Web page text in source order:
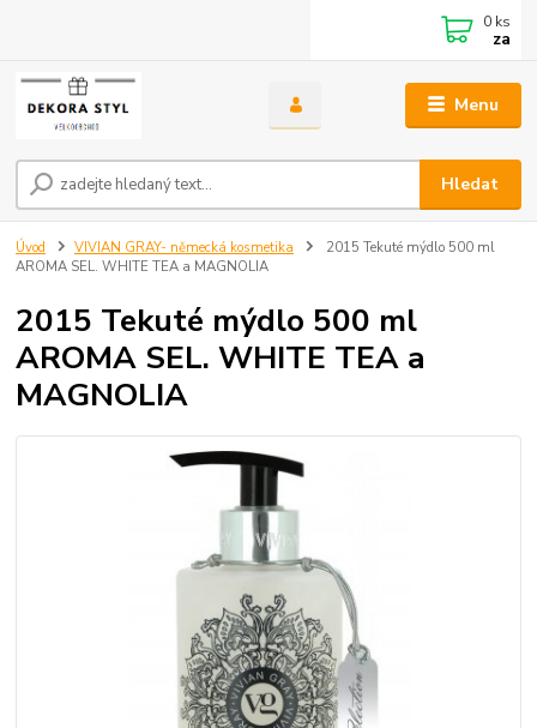
Menu
Hledat
0 ks
za
Úvod VIVIAN GRAY- německá kosmetika
2015 Tekuté mýdlo 500 ml
AROMA SEL. WHITE TEA a MAGNOLIA
2015 Tekuté mýdlo 500 ml
AROMA SEL. WHITE TEA a
MAGNOLIA